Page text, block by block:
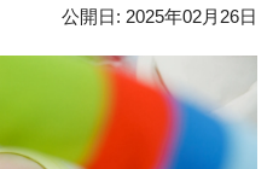
公開日: 2025年02月26日